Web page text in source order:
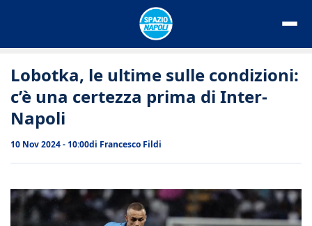
Lobotka, le ultime sulle condizioni:
c’è una certezza prima di Inter-
Napoli
10 Nov 2024 - 10:00di Francesco Fildi